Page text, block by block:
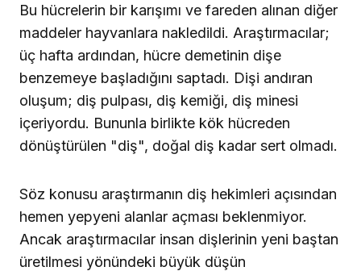
Bu hücrelerin bir karışımı ve fareden alınan diğer
maddeler hayvanlara nakledildi. Araştırmacılar;
üç hafta ardından, hücre demetinin dişe
benzemeye başladığını saptadı. Dişi andıran
oluşum; diş pulpası, diş kemiği, diş minesi
içeriyordu. Bununla birlikte kök hücreden
dönüştürülen "diş", doğal diş kadar sert olmadı.
Söz konusu araştırmanın diş hekimleri açısından
hemen yepyeni alanlar açması beklenmiyor.
Ancak araştırmacılar insan dişlerinin yeni baştan
üretilmesi yönündeki büyük düşün